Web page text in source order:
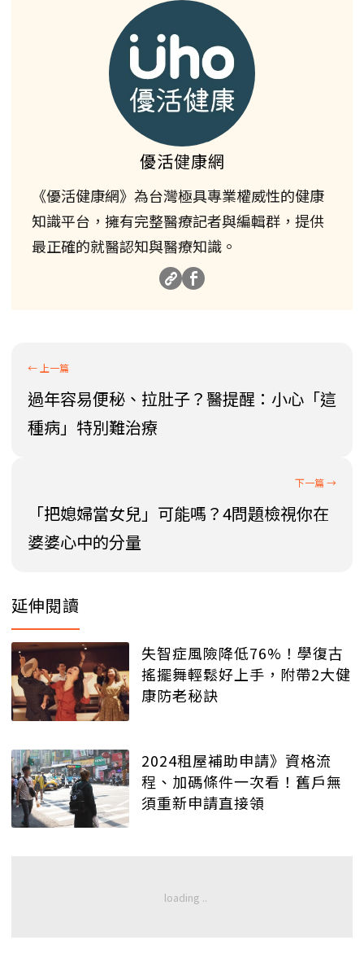
優活健康網
《優活健康網》為台灣極具專業權威性的健康
知識平台，擁有完整醫療記者與編輯群，提供
最正確的就醫認知與醫療知識。
過年容易便秘、拉肚子？醫提醒：小心「這
種病」特別難治療
「把媳婦當女兒」可能嗎？4問題檢視你在
婆婆心中的分量
延伸閱讀
失智症風險降低76%！學復古
搖擺舞輕鬆好上手，附帶2大健
康防老秘訣
2024租屋補助申請》資格流
程、加碼條件一次看！舊戶無
須重新申請直接領